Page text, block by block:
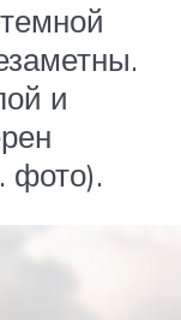
и
фото).